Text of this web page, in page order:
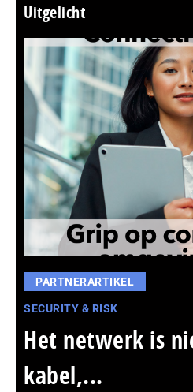
Uitgelicht
PARTNERARTIKEL
SECURITY & RISK
Het netwerk is
kabel,...